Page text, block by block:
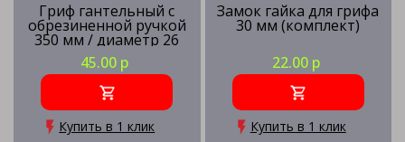
Гриф гантельный с
обрезиненной ручкой
350 мм / диаметр 26
мм
45.00 р
Купить в 1 клик
Замок гайка для грифа
30 мм (комплект)
22.00 р
Купить в 1 клик